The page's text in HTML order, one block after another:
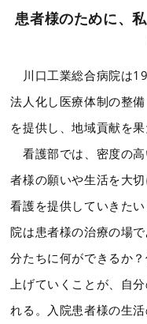
患者様のために、
川口工業総合病院は
法人化し医療体制の整
を提供し、地域貢献を
看護部では、密度の
者様の願いや生活を大
看護を提供していきた
院は患者様の治療の場
分たちに何ができるか
上げていくことが、自
れる。入院患者様の生